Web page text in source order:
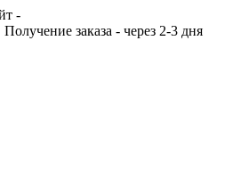
-
Получение заказа - через 2-3 дня